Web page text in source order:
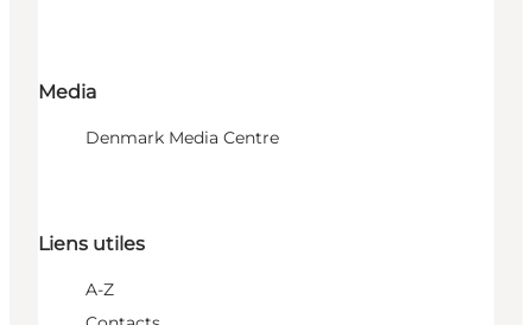
Media
Denmark Media Centre
Liens utiles
A-Z